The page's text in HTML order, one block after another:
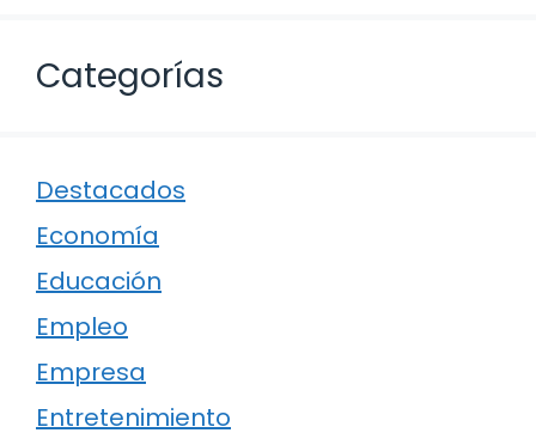
Categorías
Destacados
Economía
Educación
Empleo
Empresa
Entretenimiento